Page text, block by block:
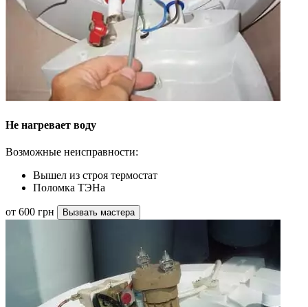
Не нагревает воду
Возможные неисправности:
Вышел из строя термостат
Поломка ТЭНа
от 600 грн Вызвать мастера